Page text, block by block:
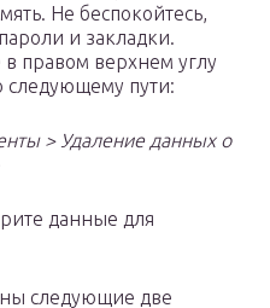
Не беспокойтесь,
и закладки.
правом верхнем углу
следующему пути:
> Удаление данных о
данные для
следующие две